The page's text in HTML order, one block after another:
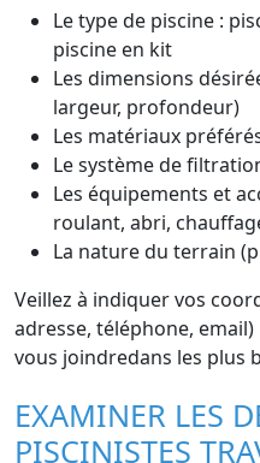
Le type de piscine :
piscine en kit
Les dimensions
largeur, profondeur)
Les matériaux
Le système de
Les équipements et
roulant, abri,
La nature du terrain
Veillez à indiquer vos
adresse, téléphone,
vous joindredans les plus
EXAMINER LES
PISCINISTES